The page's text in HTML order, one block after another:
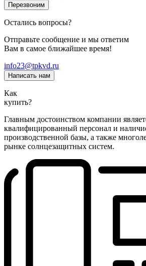
Перезвоним
Остались вопросы?
Отправьте сообщение и мы ответим
Вам в самое ближайшее время!
info23@tpkvd.ru
Написать нам
Как
купить?
Главным достоинством компании
квалифицированный персонал и
производственной базы, а также
рынке солнцезащитных систем.